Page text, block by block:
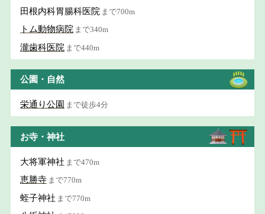
田根内科胃腸科医院 まで700m
トム動物病院 まで340m
瀧歯科医院 まで440m
公園・自然
栄通り公園 まで徒歩4分
お寺・神社
大将軍神社 まで470m
恵勝寺 まで770m
蛭子神社 まで770m